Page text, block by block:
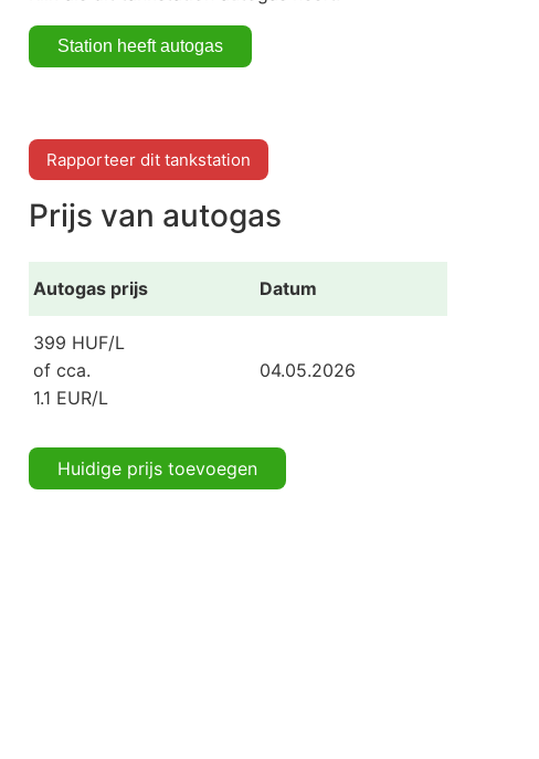
Rapporteer dit tankstation
Prijs van autogas
Autogas prijs Datum
399 HUF/L
of cca.
1.1 EUR/L
04.05.2026
Huidige prijs toevoegen